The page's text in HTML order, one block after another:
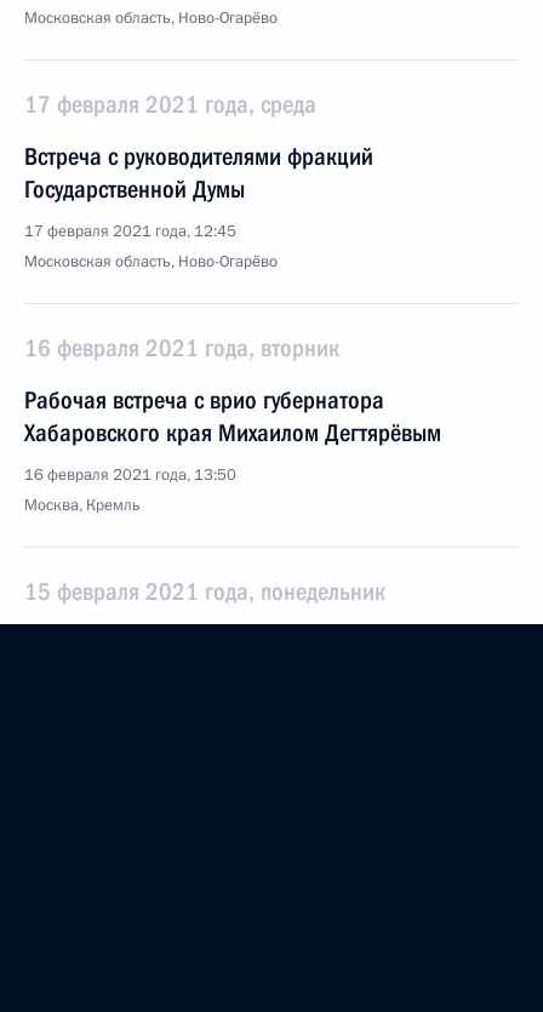
Московская область, Ново-Огарёво
17 февраля 2021 года, среда
Встреча с руководителями фракций
Государственной Думы
17 февраля 2021 года, 12:45
Московская область, Ново-Огарёво
16 февраля 2021 года, вторник
Рабочая встреча с врио губернатора
Хабаровского края Михаилом Дегтярёвым
16 февраля 2021 года, 13:50
Москва, Кремль
15 февраля 2021 года, понедельник